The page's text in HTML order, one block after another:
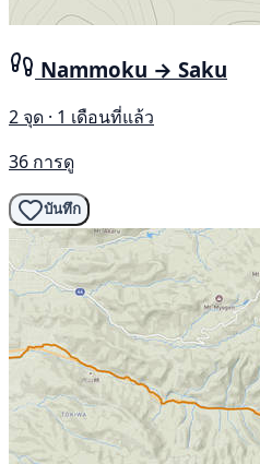
Nammoku → Saku
2 จุด · 1 เดือนที่แล้ว
36 การดู
บันทึก